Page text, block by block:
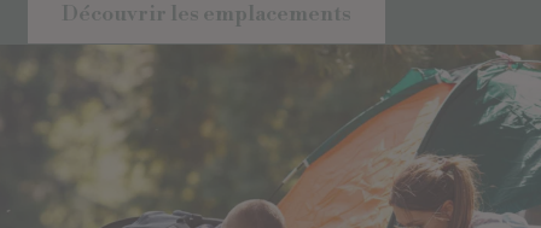
Découvrir les emplacements